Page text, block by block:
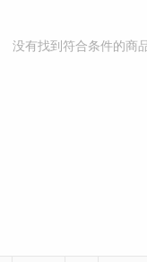
没有找到符合条件的商